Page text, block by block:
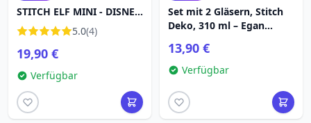
STITCH ELF MINI - DISNEY
TRADITIONS5.0(4)
19,90 €
Verfügbar
Set mit 2 Gläsern, Stitch
Deko, 310 ml – Egan
13,90 €
Verfügbar